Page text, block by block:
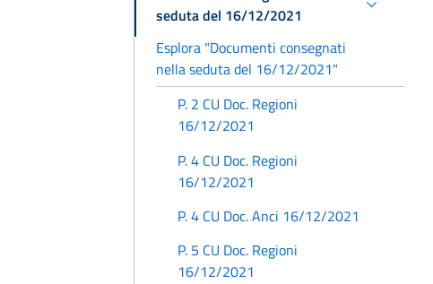
seduta del 16/12/2021
Esplora "Documenti consegnati
nella seduta del 16/12/2021"
P. 2 CU Doc. Regioni
16/12/2021
P. 4 CU Doc. Regioni
16/12/2021
P. 4 CU Doc. Anci 16/12/2021
P. 5 CU Doc. Regioni
16/12/2021